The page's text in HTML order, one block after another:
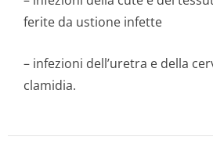
ferite da ustione infette
– infezioni dell’uretra e della
clamidia.